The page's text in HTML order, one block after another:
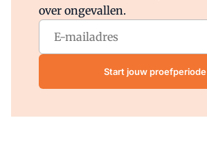
over ongevallen.
Start jouw proefperiode